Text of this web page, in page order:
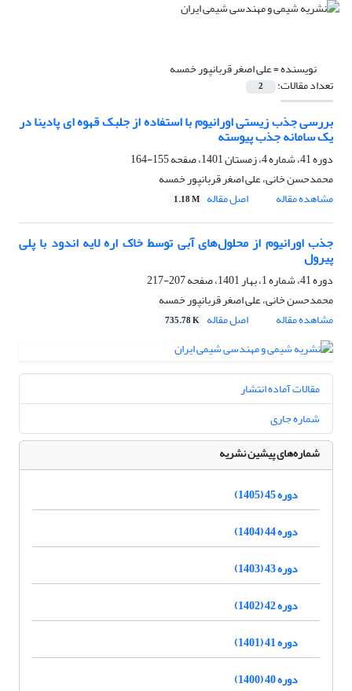
نویسنده =علی اصغر قربانپور خمسه
تعداد مقالات: 2
بررسی جذب زیستی اورانیوم با استفاده از جلبک قهوه ای پادینا در
یک سامانه جذب پیوسته
دوره 41، شماره 4، زمستان 1401، صفحه
155-164
محمدحسن خانی، علی اصغر قربانپور خمسه
مشاهده مقاله
اصل مقاله 1.18 M
جذب اورانیوم از محلول‌های آبی توسط خاک اره لایه اندود با پلی
پیرول
دوره 41، شماره 1، بهار 1401، صفحه
207-217
محمدحسن خانی، علی اصغر قربانپور خمسه
مشاهده مقاله
اصل مقاله 735.78 K
مقالات آماده انتشار
شماره جاری
شماره‌های پیشین نشریه
دوره 45 (1405)
دوره 44 (1404)
دوره 43 (1403)
دوره 42 (1402)
دوره 41 (1401)
دوره 40 (1400)